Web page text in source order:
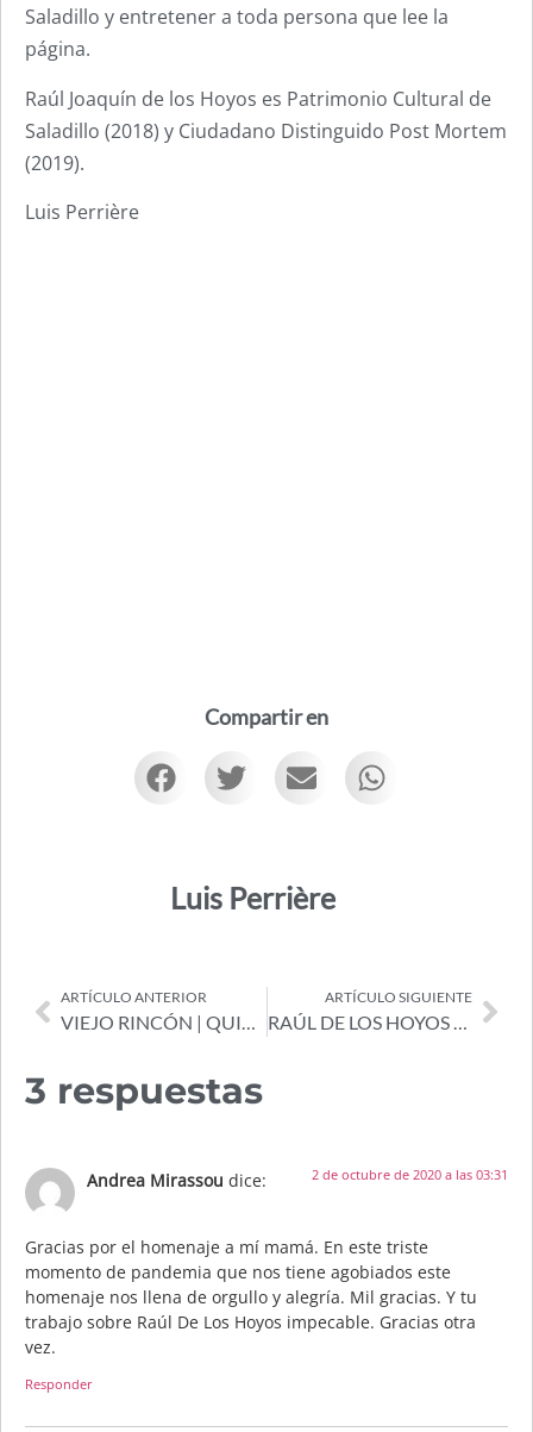
Saladillo y entretener a toda persona que lee la
página.
Raúl Joaquín de los Hoyos es Patrimonio Cultural de
Saladillo (2018) y Ciudadano Distinguido Post Mortem
(2019).
Luis Perrière
Compartir en
Luis Perrière
ARTÍCULO ANTERIOR
VIEJO RINCÓN | QUINTETO LA CUARENTENA
ARTÍCULO SIGUIENTE
RAÚL DE LOS HOYOS EN CASA SOBA
3 respuestas
Andrea Mirassou dice: 2 de octubre de 2020 a las 03:31
Gracias por el homenaje a mí mamá. En este triste
momento de pandemia que nos tiene agobiados este
homenaje nos llena de orgullo y alegría. Mil gracias. Y tu
trabajo sobre Raúl De Los Hoyos impecable. Gracias otra
vez.
Responder